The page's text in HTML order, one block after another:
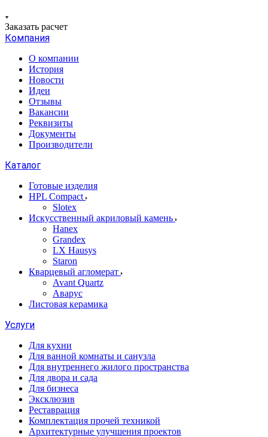
Заказать расчет
Компания
О компании
История
Новости
Идеи
Отзывы
Вакансии
Реквизиты
Документы
Производители
Каталог
Готовые изделия
HPL Compact
Slotex
Искусственный акриловый камень
Hanex
Grandex
LX Hausys
Staron
Кварцевый агломерат
Avant Quartz
Аварус
Листовая керамика
Услуги
Для кухни
Для ванной комнаты и санузла
Для внутреннего жилого пространства
Для двора и сада
Для бизнеса
Эксклюзив
Реставрация
Комплектация прочей техникой
Архитектурные улучшения проектов